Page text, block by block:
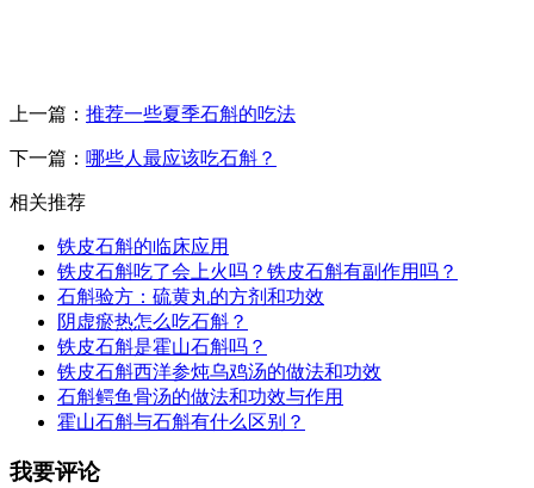
上一篇： 推荐一些夏季石斛的吃法
下一篇： 哪些人最应该吃石斛？
相关推荐
铁皮石斛的临床应用
铁皮石斛吃了会上火吗？铁皮石斛有副作用吗？
石斛验方：硫黄丸的方剂和功效
阴虚瘀热怎么吃石斛？
铁皮石斛是霍山石斛吗？
铁皮石斛西洋参炖乌鸡汤的做法和功效
石斛鳄鱼骨汤的做法和功效与作用
霍山石斛与石斛有什么区别？
我要评论